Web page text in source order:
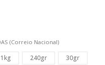
(Correio Nacional)
1kg 240gr
30gr